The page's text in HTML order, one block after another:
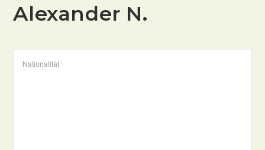
Alexander N.
Nationalität